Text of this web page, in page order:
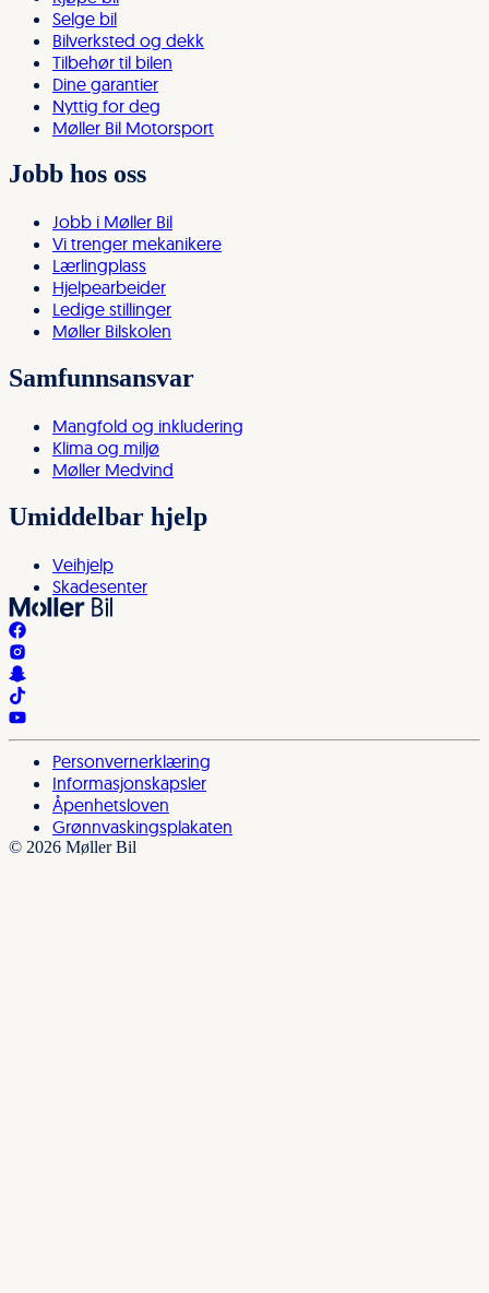
Selge bil
Bilverksted og dekk
Tilbehør til bilen
Dine garantier
Nyttig for deg
Møller Bil Motorsport
Jobb hos oss
Jobb i Møller Bil
Vi trenger mekanikere
Lærlingplass
Hjelpearbeider
Ledige stillinger
Møller Bilskolen
Samfunnsansvar
Mangfold og inkludering
Klima og miljø
Møller Medvind
Umiddelbar hjelp
Veihjelp
Skadesenter
facebook
instagram
snapchat
tiktok
youtube
Personvernerklæring
Informasjonskapsler
Åpenhetsloven
Grønnvaskingsplakaten
© 2026 Møller Bil